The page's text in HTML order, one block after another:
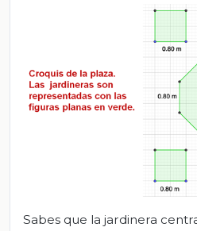
Sabes que la jardinera